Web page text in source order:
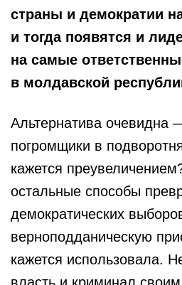
страны и демократии
и тогда появятся и
на самые
в молдавской
Альтернатива очевидна
погромщики в
кажется
остальные способы
демократических
верноподданическую
кажется использовала.